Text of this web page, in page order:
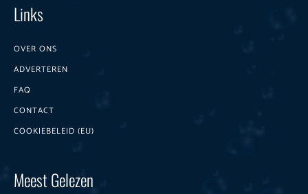
Links
OVER ONS
ADVERTEREN
FAQ
CONTACT
COOKIEBELEID (EU)
Meest Gelezen